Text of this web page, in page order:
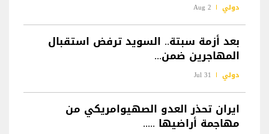
دولي 2 Aug
بعد أزمة سبتة.. السويد ترفض استقبال
المهاجرين ضمن...
دولي 31 Jul
ايران تحذر العدو الصهيوامريكي من
مهاجمة أراضيها .....